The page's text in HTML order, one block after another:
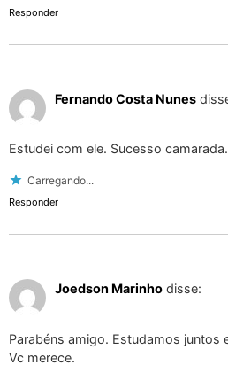
Responder
Fernando Costa Nunes
Estudei com ele. Sucesso camarada.
Carregando...
Responder
Joedson Marinho disse:
Parabéns amigo. Estudamos juntos
Vc merece.